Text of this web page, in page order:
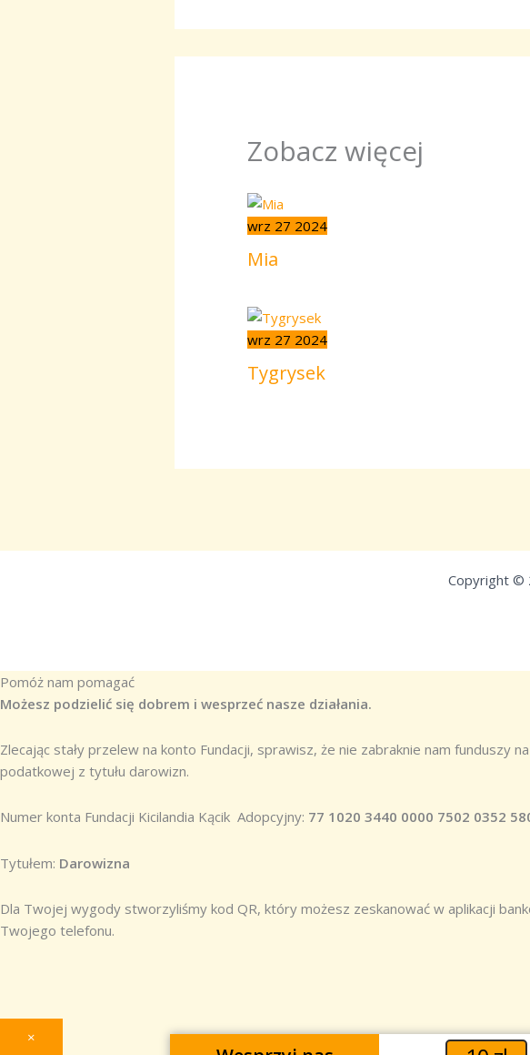
Zobacz więcej
wrz 27 2024
Mia
wrz 27 2024
Tygrysek
Copyright ©
Pomóż nam pomagać
Możesz podzielić się dobrem i wesprzeć nasze działania.
Zlecając stały przelew na konto Fundacji, sprawisz, że nie zabraknie nam funduszy
podatkowej z tytułu darowizn.
Numer konta Fundacji Kicilandia Kącik Adopcyjny: 77 1020 3440 0000 7502 0352
Tytułem: Darowizna
Dla Twojej wygody stworzyliśmy kod QR, który możesz zeskanować w aplikacji
Twojego telefonu.
×